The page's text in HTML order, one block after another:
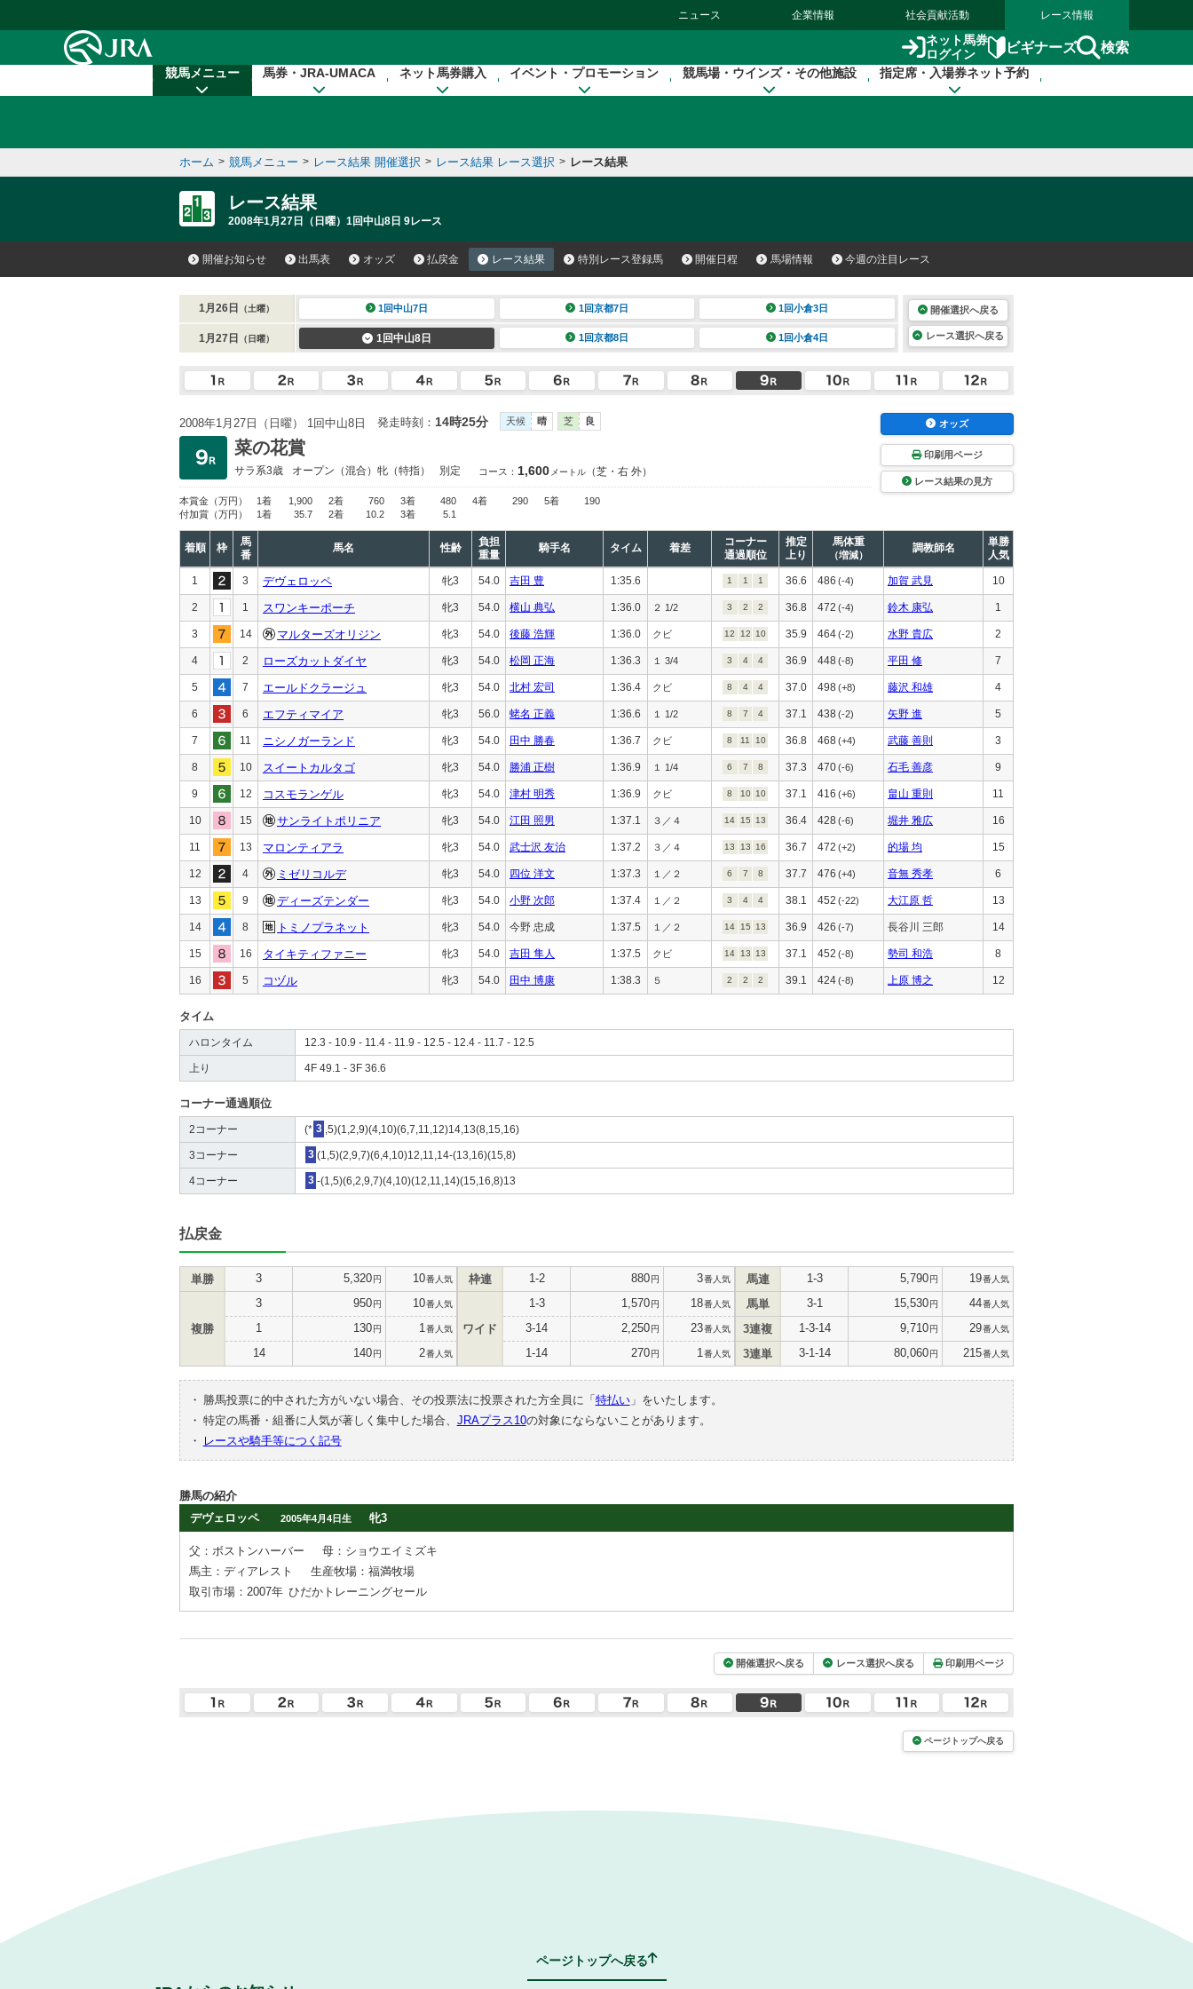
ニュース 企業情報 社会貢献活動 レース情報
ネット馬券
ログイン
ビギナーズ 検索
競馬メニュー 馬券・JRA-UMACA ネット馬券購入 イベント・プロモーション 競馬場・ウインズ・その他施設 指定席・入場券ネット予約
ホーム > 競馬メニュー > レース結果 開催選択 > レース結果 レース選択 > レース結果
レース結果
2008年1月27日（日曜）1回中山8日 9レース
開催お知らせ 出馬表 オッズ 払戻金 レース結果 特別レース登録馬 開催日程 馬場情報 今週の注目レース
1月26日 （土曜） 1回中山7日 1回京都7日 1回小倉3日
1月27日 （日曜） 1回中山8日 1回京都8日 1回小倉4日
開催選択へ戻る
レース選択へ戻る
2008年1月27日（日曜） 1回中山8日 発走時刻： 14時25分 天候 晴 芝 良
菜の花賞
サラ系3歳 オープン （混合）牝（特指） 別定 コース： 1,600 メートル （芝・右 外）
本賞金 （万円） 1着 1,900 2着 760 3着 480 4着 290 5着
190
付加賞 （万円） 1着 35.7 2着 10.2 3着 5.1
オッズ
印刷用ページ
レース結果の見方
着順 枠
馬
番
馬名 性齢
負担
重量
騎手名 タイム 着差
コーナー
通過順位
推定
上り
馬体重
（増減）
調教師名
単勝
人気
1 3 デヴェロッペ 牝3 54.0 吉田 豊 1:35.6 1 1 1 36.6 486 (-4) 加賀 武見 10
2 1 スワンキーポーチ 牝3 54.0 横山 典弘 1:36.0 ２ 1/2 3 2 2 36.8 472 (-4) 鈴木 康弘 1
3 14 マルターズオリジン 牝3 54.0 後藤 浩輝 1:36.0 クビ 12 12 10 35.9 464(-2) 水野 貴広 2
4 2 ローズカットダイヤ 牝3 54.0 松岡 正海 1:36.3 １ 3/4 3 4 4 36.9 448 (-8) 平田 修 7
5 7 エールドクラージュ 牝3 54.0 北村 宏司 1:36.4 クビ 8 4 4 37.0 498(+8) 藤沢 和雄 4
6 6 エフティマイア 牝3 56.0 蛯名 正義 1:36.6 １ 1/2 8 7 4 37.1 438 (-2) 矢野 進 5
7 11 ニシノガーランド 牝3 54.0 田中 勝春 1:36.7 クビ 8 11 10 36.8 468(+4) 武藤 善則 3
8 10 スイートカルタゴ 牝3 54.0 勝浦 正樹 1:36.9 １ 1/4 6 7 8 37.3 470(-6) 石毛 善彦 9
9 12 コスモランゲル 牝3 54.0 津村 明秀 1:36.9 クビ 8 10 10 37.1 416 (+6) 畠山 重則 11
10 15 サンライトポリニア 牝3 54.0 江田 照男 1:37.1 ３／４ 14 15 13 36.4 428 (-6) 堀井 雅広 16
11 13 マロンティアラ 牝3 54.0 武士沢 友治 1:37.2 ３／４ 13 13 16 36.7 472 (+2) 的場 均 15
12 4 ミゼリコルデ 牝3 54.0 四位 洋文 1:37.3 １／２ 6 7 8 37.7 476 (+4) 音無 秀孝 6
13 9 ディーズテンダー 牝3 54.0 小野 次郎 1:37.4 １／２ 3 4 4 38.1 452 (-22) 大江原 哲 13
14 8 トミノプラネット 牝3 54.0 今野 忠成 1:37.5 １／２ 14 15 13 36.9 426 (-7) 長谷川 三郎 14
15 16 タイキティファニー 牝3 54.0 吉田 隼人 1:37.5 クビ 14 13 13 37.1 452 (-8) 勢司 和浩 8
16 5 コヅル 牝3 54.0 田中 博康 1:38.3 ５ 2 2 2 39.1 424(-8) 上原 博之 12
タイム
ハロンタイム 12.3 - 10.9 - 11.4 - 11.9 - 12.5 - 12.4 - 11.7 - 12.5
上り 4F 49.1 - 3F 36.6
コーナー通過順位
2コーナー (* 3 ,5)(1,2,9)(4,10)(6,7,11,12)14,13(8,15,16)
3コーナー 3 (1,5)(2,9,7)(6,4,10)12,11,14-(13,16)(15,8)
4コーナー 3 -(1,5)(6,2,9,7)(4,10)(12,11,14)(15,16,8)13
払戻金
単勝 3 5,320円 10番人気
複勝
3 950円 10番人気
1 130円 1 番人気
14 140円 2番人気
枠連 1-2 880円 3番人気
ワイド
1-3 1,570円 18番人気
3-14 2,250円 23番人気
1-14 270円 1 番人気
馬連 1-3 5,790円 19番人気
馬単 3-1 15,530円 44番人気
3連複 1-3-14 9,710円 29番人気
3連単 3-1-14 80,060円 215番人気
・ 勝馬投票に的中された方がいない場合、その投票法に投票された方全員に「 特払い」をいたします。
・ 特定の馬番・組番に人気が著しく集中した場合、 JRAプラス10の対象にならないことがあります。
・
レースや騎手等につく記号
勝馬の紹介
デヴェロッペ
2005年4月4日生 牝3
父：ボストンハーバー
母：ショウエイミズキ
馬主：ディアレスト
生産牧場：福満牧場
取引市場：2007年 ひだかトレーニングセール
開催選択へ戻る レース選択へ戻る 印刷用ページ
ページトップへ戻る
ページトップへ戻る